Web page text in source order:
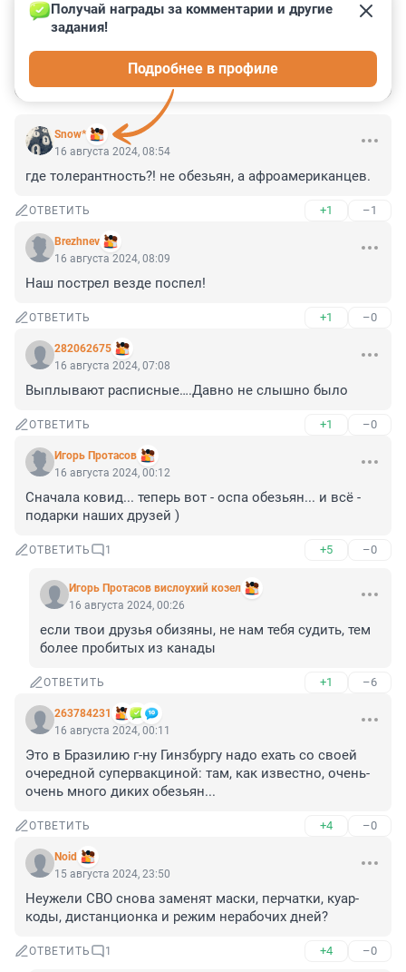
Snow*
Получай награды за комментарии и другие
задания!
Подробнее в профиле
16 августа 2024, 08:54
где толерантность?! не обезьян, а афроамериканцев.
ОТВЕТИТЬ +1 –1
Brezhnev
16 августа 2024, 08:09
Наш пострел везде поспел!
ОТВЕТИТЬ +1 –0
282062675
16 августа 2024, 07:08
Выплывают расписные….Давно не слышно было
ОТВЕТИТЬ +1 –0
Игорь Протасов
16 августа 2024, 00:12
Сначала ковид... теперь вот - оспа обезьян... и всё -
подарки наших друзей )
ОТВЕТИТЬ 1 +5 –0
Игoрь Прoтасoв вислоухий козел
16 августа 2024, 00:26
если твои друзья обизяны, не нам тебя судить, тем
более пробитых из канады
ОТВЕТИТЬ +1 –6
263784231
16 августа 2024, 00:11
Это в Бразилию г-ну Гинзбургу надо ехать со своей
очередной супервакциной: там, как известно, очень-
очень много диких обезьян...
ОТВЕТИТЬ +4 –0
Noid
15 августа 2024, 23:50
Неужели СВО снова заменят маски, перчатки, куар-
коды, дистанционка и режим нерабочих дней?
ОТВЕТИТЬ 1 +4 –0